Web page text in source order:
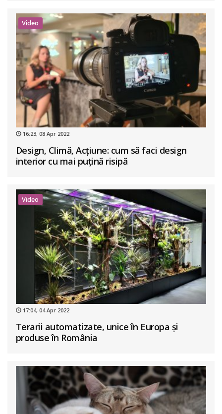
Video
16:23, 08 Apr 2022
Design, Climă, Acțiune: cum să faci design
interior cu mai puțină risipă
Video
17:04, 04 Apr 2022
Terarii automatizate, unice în Europa și
produse în România